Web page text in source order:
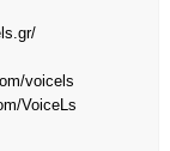
voicels
VoiceLs